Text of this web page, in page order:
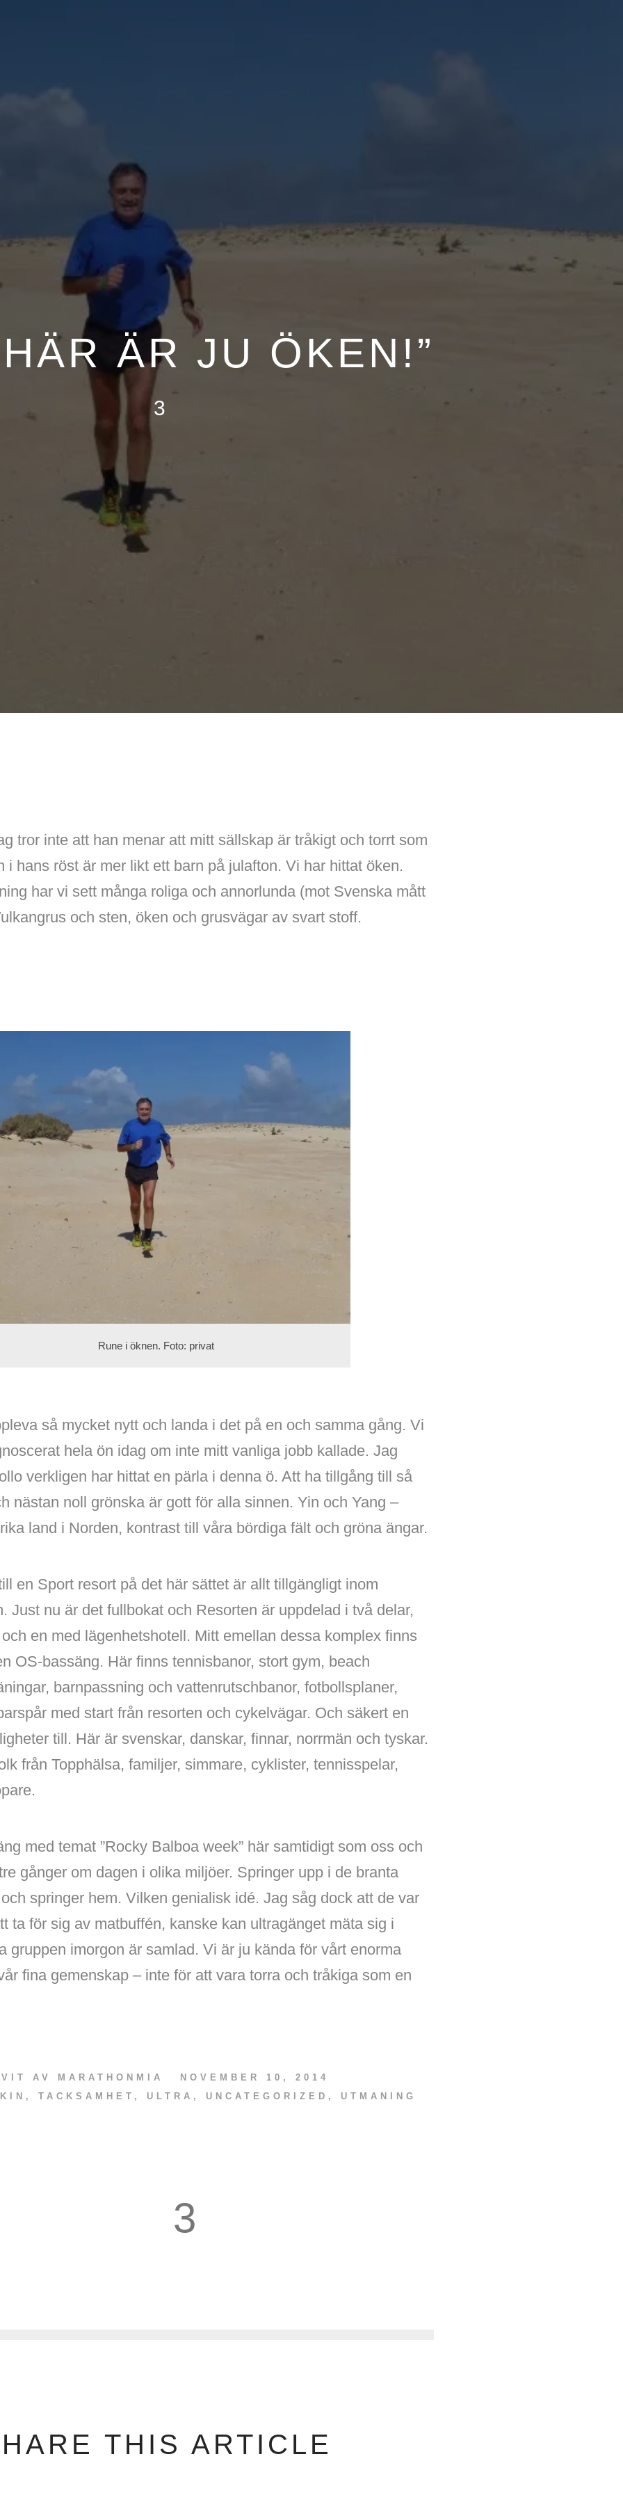
ÄR JU ÖKEN!”
3
tror inte att han menar att mitt sällskap är tråkigt och torrt som
i hans röst är mer likt ett barn på julafton. Vi har hittat öken.
har vi sett många roliga och annorlunda (mot Svenska mått
och sten, öken och grusvägar av svart stoff.
Rune i öknen. Foto: privat
så mycket nytt och landa i det på en och samma gång. Vi
hela ön idag om inte mitt vanliga jobb kallade. Jag
verkligen har hittat en pärla i denna ö. Att ha tillgång till så
nästan noll grönska är gott för alla sinnen. Yin och Yang –
land i Norden, kontrast till våra bördiga fält och gröna ängar.
en Sport resort på det här sättet är allt tillgängligt inom
Just nu är det fullbokat och Resorten är uppdelad i två delar,
en med lägenhetshotell. Mitt emellan dessa komplex finns
OS-bassäng. Här finns tennisbanor, stort gym, beach
barnpassning och vattenrutschbanor, fotbollsplaner,
med start från resorten och cykelvägar. Och säkert en
till. Här är svenskar, danskar, finnar, norrmän och tyskar.
från Topphälsa, familjer, simmare, cyklister, tennisspelar,
med temat ”Rocky Balboa week” här samtidigt som oss och
gånger om dagen i olika miljöer. Springer upp i de branta
springer hem. Vilken genialisk idé. Jag såg dock att de var
ta för sig av matbuffén, kanske kan ultragänget mäta sig i
gruppen imorgon är samlad. Vi är ju kända för vårt enorma
fina gemenskap – inte för att vara torra och tråkiga som en
AV MARATHONMIA
NOVEMBER 10, 2014
, TACKSAMHET , ULTRA , UNCATEGORIZED , UTMANING
3
THIS ARTICLE